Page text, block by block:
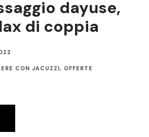
dayuse,
di coppia
CON JACUZZI, OFFERTE